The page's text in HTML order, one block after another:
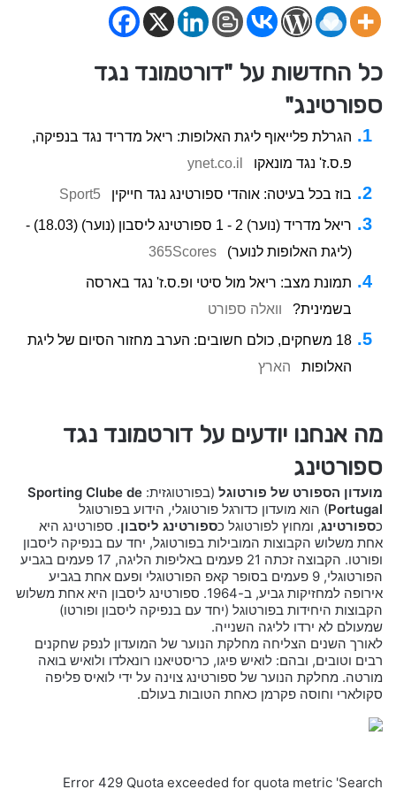
כל החדשות על "דורטמונד נגד
ספורטינג"
הגרלת פלייאוף ליגת האלופות: ריאל מדריד נגד בנפיקה,
פ.ס.ז' נגד מונאקו
ynet.co.il
בוז בכל בעיטה: אוהדי ספורטינג נגד חייקין Sport5
ריאל מדריד (נוער) 2 - 1 ספורטינג ליסבון (נוער) (18.03) -
(ליגת האלופות לנוער)
365Scores
תמונת מצב: ריאל מול סיטי ופ.ס.ז' נגד בארסה
בשמינית?
וואלה ספורט
18 משחקים, כולם חשובים: הערב מחזור הסיום של ליגת
האלופות
הארץ
מה אנחנו יודעים על דורטמונד נגד
ספורטינג
מועדון הספורט של פורטוגל (בפורטוגזית: Sporting Clube de
Portugal) הוא מועדון כדורגל פורטוגלי, הידוע בפורטוגל
כספורטינג, ומחוץ לפורטוגל כספורטינג ליסבון. ספורטינג היא
אחת משלוש הקבוצות המובילות בפורטוגל, יחד עם בנפיקה ליסבון
ופורטו. הקבוצה זכתה 21 פעמים באליפות הליגה, 17 פעמים בגביע
הפורטוגלי, 9 פעמים בסופר קאפ הפורטוגלי ופעם אחת בגביע
אירופה למחזיקות גביע, ב-1964. ספורטינג ליסבון היא אחת משלוש
הקבוצות היחידות בפורטוגל (יחד עם בנפיקה ליסבון ופורטו)
שמעולם לא ירדו לליגה השנייה.
לאורך השנים הצליחה מחלקת הנוער של המועדון לנפק שחקנים
רבים וטובים, ובהם: לואיש פיגו, כריסטיאנו רונאלדו ולואיש בואה
מורטה. מחלקת הנוער של ספורטינג צוינה על ידי לואיס פליפה
סקולארי וחוסה פקרמן כאחת הטובות בעולם.
Error 429 Quota exceeded for quota metric 'Search